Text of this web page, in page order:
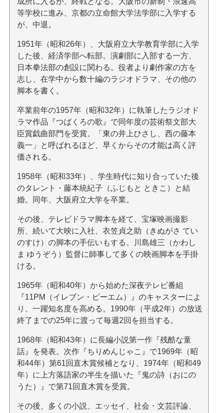
等学校に進み、京都の立命館大学法学部に入学する
が、中退。
1951年（昭和26年）、大阪府立大学教育学部に入学
した後、経済学部へ転部。演劇部に入部する一方、
日本拳法部の創設に関わる。役者より劇作家の方を
志し、在学中から数十編のラジオドラマ、その他の
脚本を書く。
卒業前年の1957年（昭和32年）に執筆したラジオド
ラマ作品『つばくろの歌』で同年度の芸術祭文部大
臣賞戯曲部門を受賞。「東の井上ひさし、西の藤本
義一」と呼ばれるほど、早くからその才能は高く評
価される。
1958年（昭和33年）、学生時代に知り合っていた後
のタレント・藤本統紀子（ふじもと ときこ）と結
婚。同年、大阪府立大学を卒業。
その後、テレビドラマ脚本を経て、宝塚映画撮影
所、続いて大映に入社、衣笠貞之助（きぬがさ てい
のすけ）の脚本の手伝いもする。川島雄三（かわし
ま ゆうぞう）監督に師事して多くの映画脚本を手掛
ける。
1965年（昭和40年）から始めた深夜テレビ番組
『11PM（イレブン・ピーエム）』のキャスターによ
り、一躍知名度を高める。1990年（平成2年）の放送
終了までの25年に渡って毎週2回を担当する。
1968年（昭和43年）に長編小説第一作『残酷な童
話』を発表。次作『ちりめんじゃこ』で1969年（昭
和44年）第61回直木賞候補となり、1974年（昭和49
年）に上方落語家の半生を描いた『鬼の詩（おにの
うた）』で第71回直木賞を受賞。
その後、多くの小説、エッセイ、社会・文芸評論、